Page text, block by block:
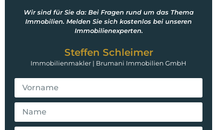
Wir sind für Sie da: Bei Fragen rund um das Thema
Immobilien. Melden Sie sich kostenlos bei unseren
Immobilienexperten.
Steffen Schleimer
Immobilienmakler | Brumani Immobilien GmbH